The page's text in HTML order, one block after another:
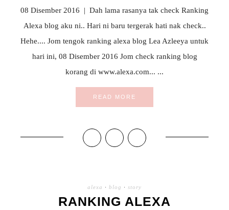
08 Disember 2016 | Dah lama rasanya tak check Ranking
Alexa blog aku ni.. Hari ni baru tergerak hati nak check..
Hehe.... Jom tengok ranking alexa blog Lea Azleeya untuk
hari ini, 08 Disember 2016 Jom check ranking blog
korang di www.alexa.com... ...
READ MORE
alexa · blog · story
RANKING ALEXA